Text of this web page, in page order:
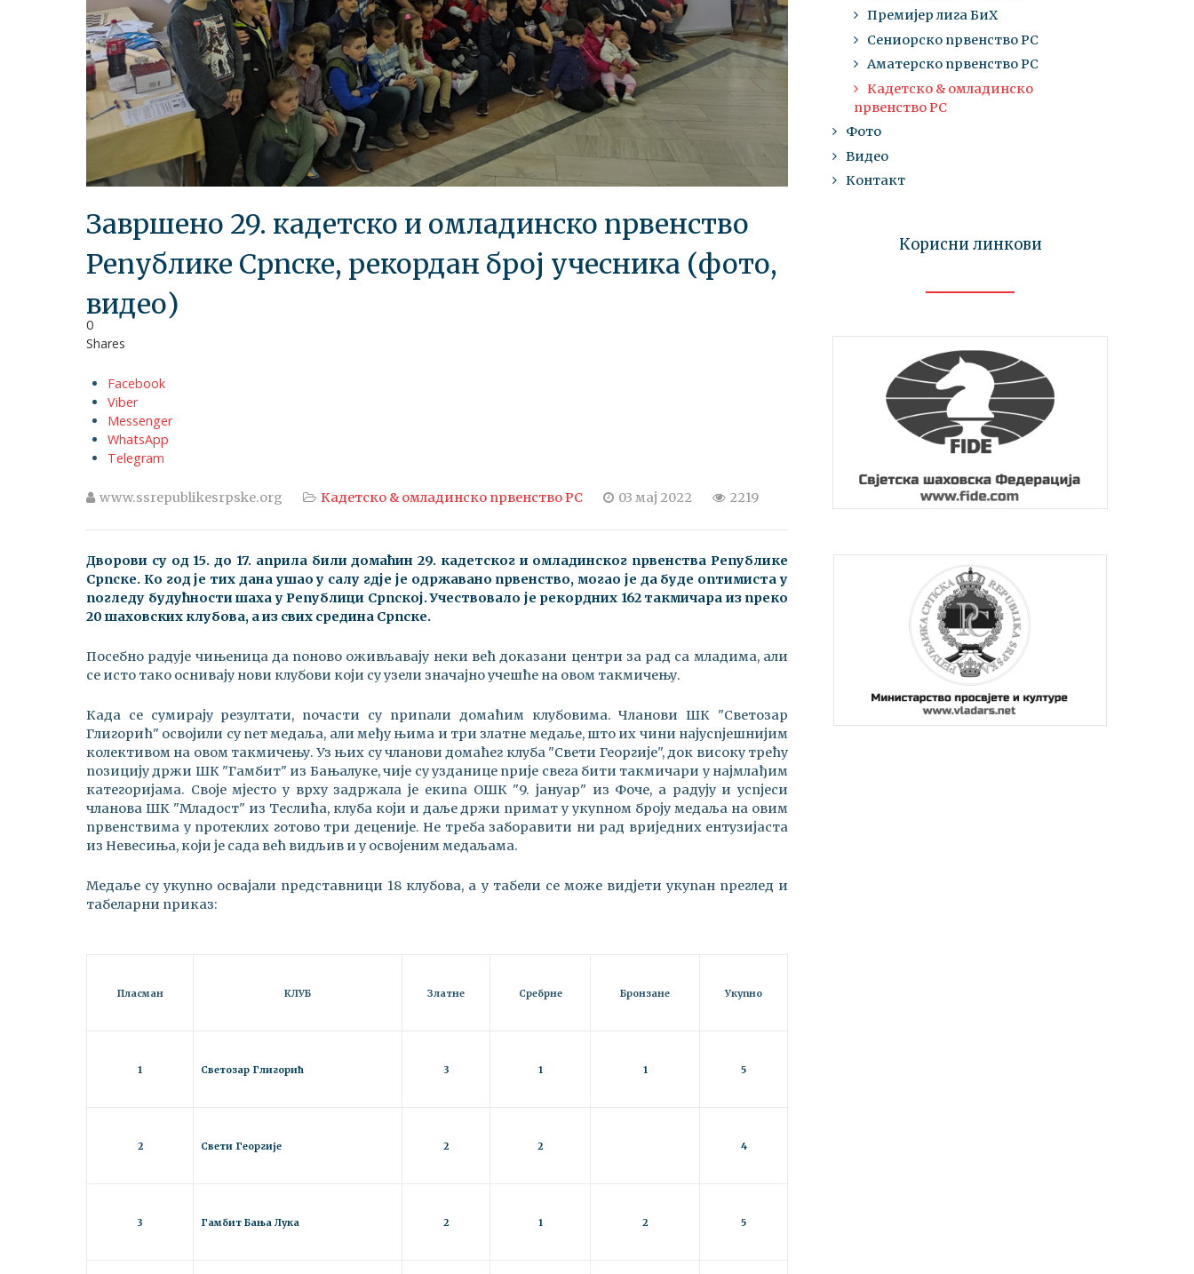
Завршено 29. кадетско и омладинско првенство
Републике Српске, рекордан број учесника (фото,
видео)
0
Shares
Facebook
Viber
Messenger
WhatsApp
Telegram
www.ssrepublikesrpske.org Кадетско & омладинско првенство РС 03 мај 2022 2219
Дворови су од 15. до 17. априла били домаћин 29. кадетског и омладинског првенства Републике
Српске. Ко год је тих дана ушао у салу гдје је одржавано првенство, могао је да буде оптимиста у
погледу будућности шаха у Републици Српској. Учествовало је рекордних 162 такмичара из преко
20 шаховских клубова, а из свих средина Српске.
Посебно радује чињеница да поново оживљавају неки већ доказани центри за рад са младима, али
се исто тако оснивају нови клубови који су узели значајно учешће на овом такмичењу.
Када се сумирају резултати, почасти су припали домаћим клубовима. Чланови ШК "Светозар
Глигорић" освојили су пет медаља, али међу њима и три златне медаље, што их чини најуспјешнијим
колективом на овом такмичењу. Уз њих су чланови домаћег клуба "Свети Георгије", док високу трећу
позицију држи ШК "Гамбит" из Бањалуке, чије су узданице прије свега бити такмичари у најмлађим
категоријама. Своје мјесто у врху задржала је екипа ОШК "9. јануар" из Фоче, а радују и успјеси
чланова ШК "Младост" из Теслића, клуба који и даље држи примат у укупном броју медаља на овим
првенствима у протеклих готово три деценије. Не треба заборавити ни рад вриједних ентузијаста
из Невесиња, који је сада већ видљив и у освојеним медаљама.
Медаље су укупно освајали представници 18 клубова, а у табели се може видјети укупан преглед и
табеларни приказ:
Пласман КЛУБ Златне Сребрне Бронзане Укупно
1 Светозар Глигорић 3 1 1 5
2 Свети Георгије 2 2 4
3 Гамбит Бања Лука 2 1 2 5
Премијер лига БиХ
Сениорско првенство РС
Аматерско првенство РС
Кадетско & омладинско
првенство РС
Фото
Видео
Контакт
Корисни линкови